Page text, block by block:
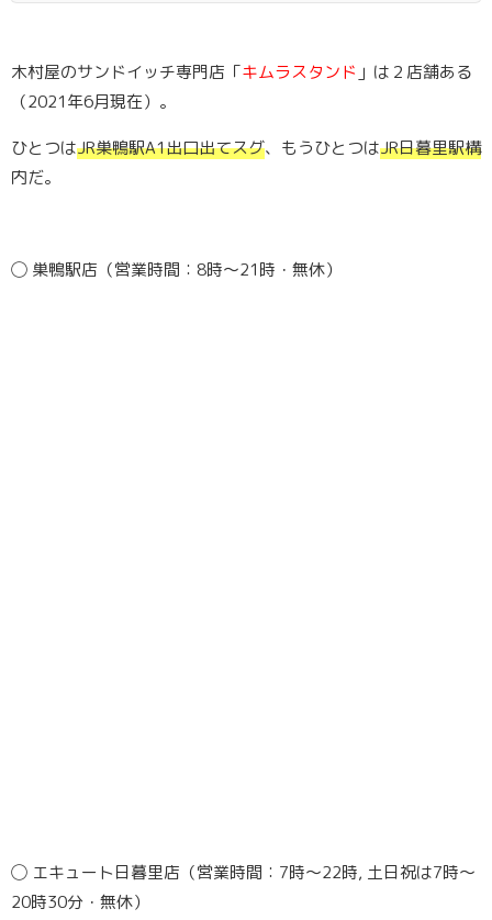
木村屋のサンドイッチ専門店「キムラスタンド 」は２店舗ある
（2021年6月現在）。
ひとつはJR巣鴨駅A1出口出てスグ、もうひとつはJR日暮里駅構
内だ。
◯ 巣鴨駅店（営業時間：8時〜21時・無休）
◯ エキュート日暮里店（営業時間：7時〜22時, 土日祝は7時〜
20時30分・無休）